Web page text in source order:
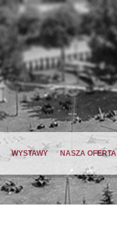
WYSTAWY NASZA OFERTA